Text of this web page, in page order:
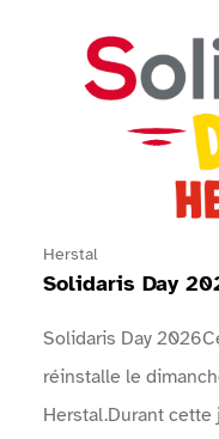
Herstal
Solidaris Day
Solidaris Day
réinstalle le
Herstal.Durant cette